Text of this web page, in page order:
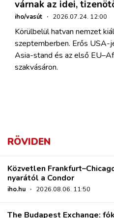
várnak az idei,
iho/vasút · 2026.07.24. 12:00
Körülbelül hatvan nemzet
szeptemberben. Erős USA-
Asia-stand és az első
szakvásáron.
RÖVIDEN
Közvetlen
nyarától a Condor
iho.hu · 2026.08.06. 11:50
The Budapest Exchange: